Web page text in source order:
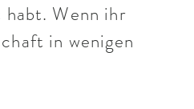
Wenn ihr
in wenigen